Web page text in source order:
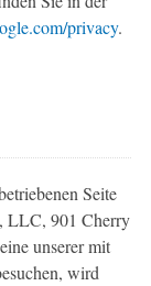
privacy.
Seite
LLC, 901 Cherry
unserer mit
wird